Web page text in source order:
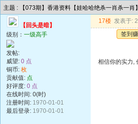
主题 : 【073期】香港资料【娃哈哈绝杀一肖杀一肖
【回头是暗】
级别： 一级高手
发帖:
威望: 0 点
铜币: 枚
贡献值: 点
好评度: 0 点
在线时间: 0(时)
注册时间: 1970-01-01
最后登录: 1970-01-01
17楼 发表于:
签到
相信你的实力,